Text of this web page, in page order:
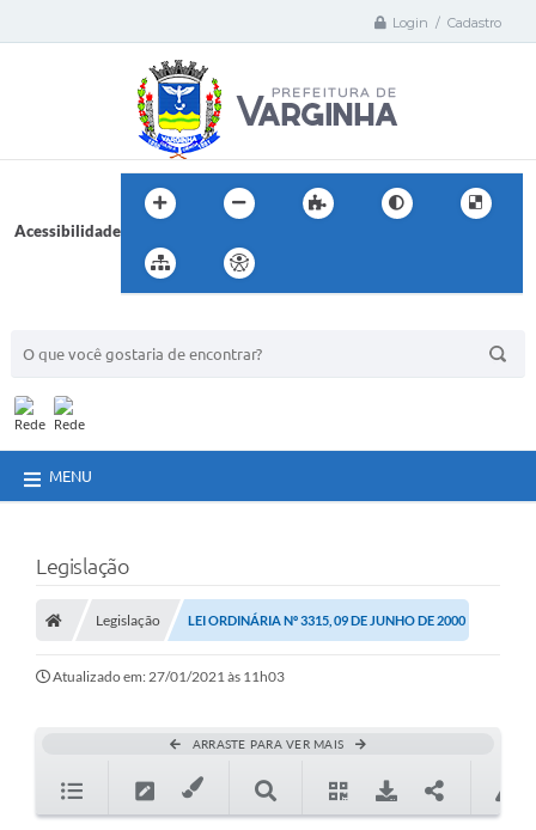
Login / Cadastro
Acessibilidade
MENU
Legislação
Legislação LEI ORDINÁRIA Nº 3315, 09 DE JUNHO DE 2000
Atualizado em: 27/01/2021 às 11h03
ARRASTE PARA VER MAIS